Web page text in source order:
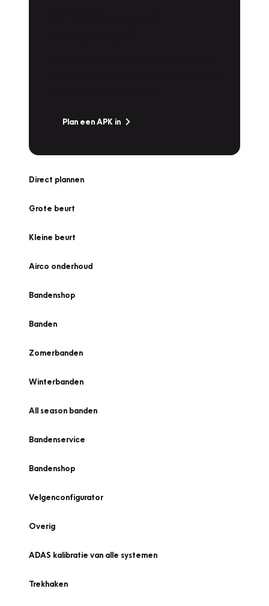
Plan een APK in
Direct plannen
Grote beurt
Kleine beurt
Airco onderhoud
Bandenshop
Banden
Zomerbanden
Winterbanden
All season banden
Bandenservice
Bandenshop
Velgenconfigurator
Overig
ADAS kalibratie van alle systemen
Trekhaken